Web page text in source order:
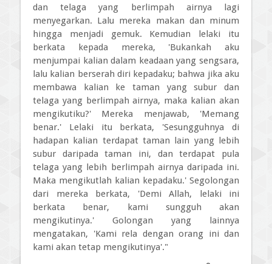
dan telaga yang berlimpah airnya lagi
menyegarkan. Lalu mereka makan dan minum
hingga menjadi gemuk. Kemudian lelaki itu
berkata kepada mereka, 'Bukankah aku
menjumpai kalian dalam keadaan yang sengsara,
lalu kalian berserah diri kepadaku; bahwa jika aku
membawa kalian ke taman yang subur dan
telaga yang berlimpah airnya, maka kalian akan
mengikutiku?' Mereka menjawab, 'Memang
benar.' Lelaki itu berkata, 'Sesungguhnya di
hadapan kalian terdapat taman lain yang lebih
subur daripada taman ini, dan terdapat pula
telaga yang lebih berlimpah airnya daripada ini.
Maka mengikutlah kalian kepadaku.' Segolongan
dari mereka berkata, 'Demi Allah, lelaki ini
berkata benar, kami sungguh akan
mengikutinya.' Golongan yang lainnya
mengatakan, 'Kami rela dengan orang ini dan
kami akan tetap mengikutinya'."